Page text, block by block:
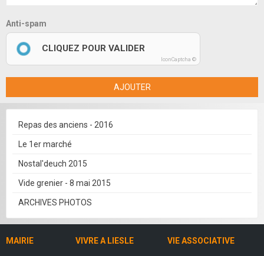
Anti-spam
CLIQUEZ POUR VALIDER
IconCaptcha ©
AJOUTER
Repas des anciens - 2016
Le 1er marché
Nostal'deuch 2015
Vide grenier - 8 mai 2015
ARCHIVES PHOTOS
MAIRIE VIVRE A LIESLE VIE ASSOCIATIVE